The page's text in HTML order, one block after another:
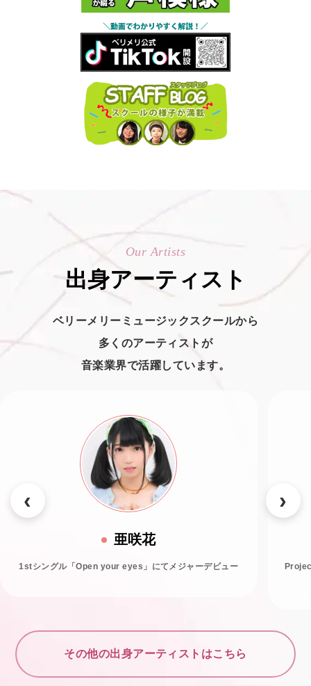
Our Artists
出身アーティスト
ベリーメリーミュージックスクールから
多くのアーティストが
音楽業界で活躍しています。
亜咲花
1stシングル「Open your eyes」にてメジャーデビュー
その他の出身アーティストはこちら